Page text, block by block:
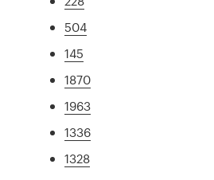
504
145
1870
1963
1336
1328